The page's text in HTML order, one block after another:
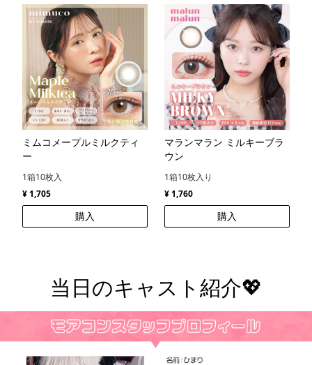
ミムコメープルミルクティ
ー
1箱10枚入
¥ 1,705
購入
マランマラン ミルキーブラ
ウン
1箱10枚入り
¥ 1,760
購入
当日のキャスト紹介💖